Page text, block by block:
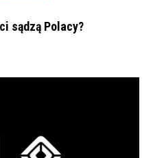
sądzą Polacy?